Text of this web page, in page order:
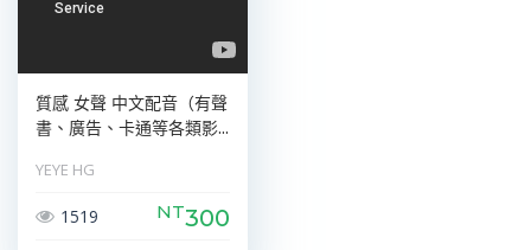
質感 女聲 中文配音（有聲
書、廣告、卡通等各類影...
YEYE HG
1519 NT300